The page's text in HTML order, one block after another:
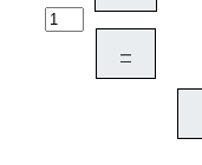
–